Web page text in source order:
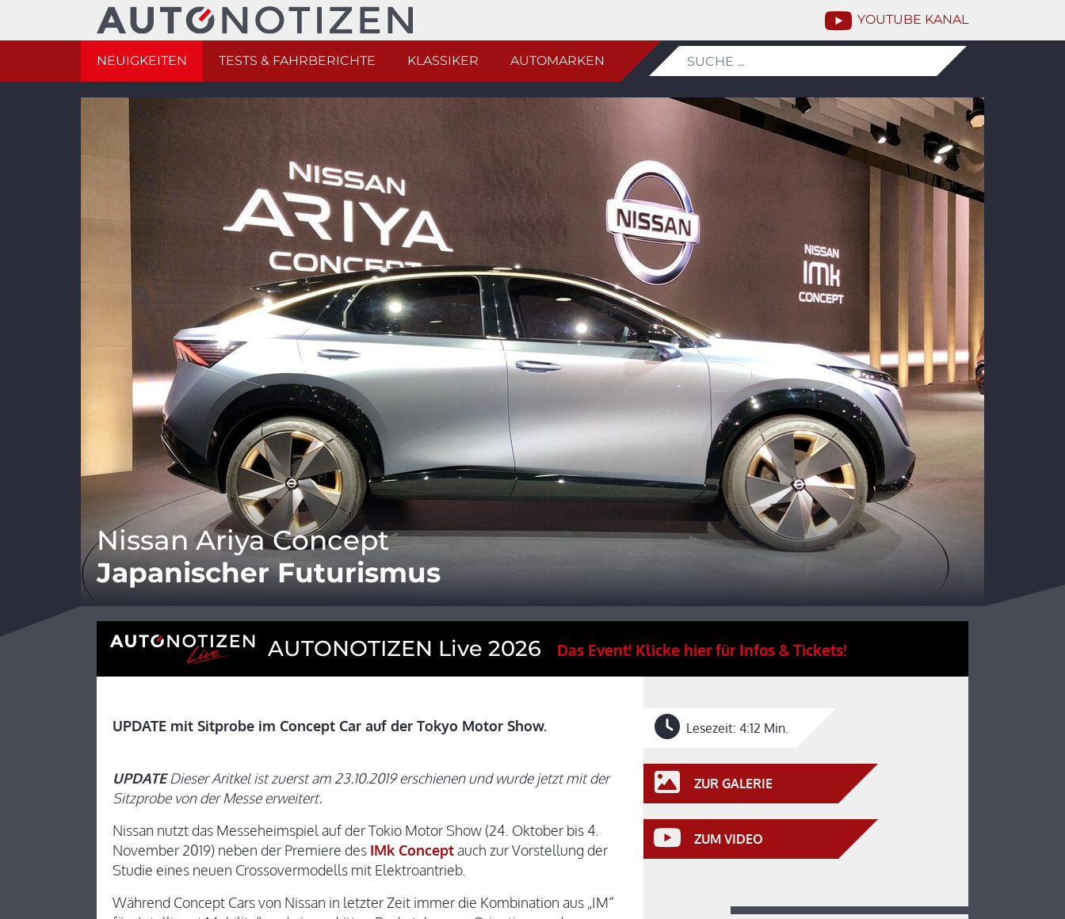
YOUTUBE KANAL
NEUIGKEITEN TESTS & FAHRBERICHTE KLASSIKER AUTOMARKEN
Nissan Ariya Concept
Japanischer Futurismus
AUTONOTIZEN Live 2026 Das Event! Klicke hier für Infos & Tickets!
UPDATE mit Sitprobe im Concept Car auf der Tokyo Motor Show.
UPDATEDieser Aritkel ist zuerst am 23.10.2019 erschienen und wurde jetzt mit der
Sitzprobe von der Messe erweitert.
Nissan nutzt das Messeheimspiel auf der Tokio Motor Show (24. Oktober bis 4.
November 2019) neben der Premiere des IMk Concept auch zur Vorstellung der
Studie eines neuen Crossovermodells mit Elektroantrieb.
Während Concept Cars von Nissan in letzter Zeit immer die Kombination aus „IM“
Lesezeit: 4:12 Min.
ZUR GALERIE
ZUM VIDEO